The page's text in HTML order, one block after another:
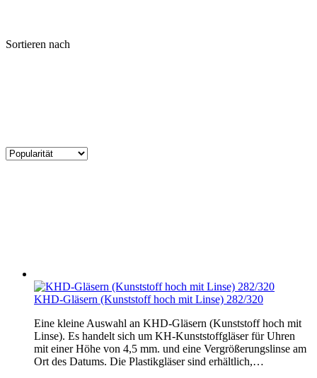
Sortieren nach
KHD-Gläsern (Kunststoff hoch mit Linse) 282/320
Eine kleine Auswahl an KHD-Gläsern (Kunststoff hoch mit
Linse). Es handelt sich um KH-Kunststoffgläser für Uhren
mit einer Höhe von 4,5 mm. und eine Vergrößerungslinse am
Ort des Datums. Die Plastikgläser sind erhältlich,…